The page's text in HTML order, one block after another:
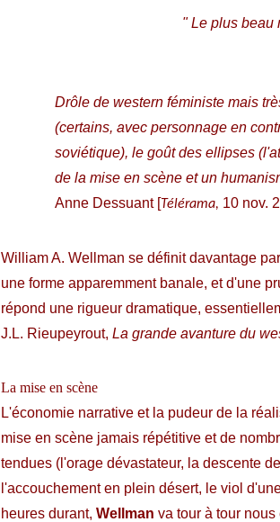
" Le plus beau
Drôle de western féministe mais
(certains, avec personnage en
soviétique), le goût des ellipses
de la mise en scène et un
Anne Dessuant [Télérama, 10 nov.
William A. Wellman se définit davantage
une forme apparemment banale, et d'une
répond une rigueur dramatique,
J.L. Rieupeyrout,La grande avanture du
La mise en scène
L'économie narrative et la pudeur de la
mise en scène jamais répétitive et de
tendues (l'orage dévastateur, la descente
l'accouchement en plein désert, le viol
heures durant,Wellmanva tour à tour